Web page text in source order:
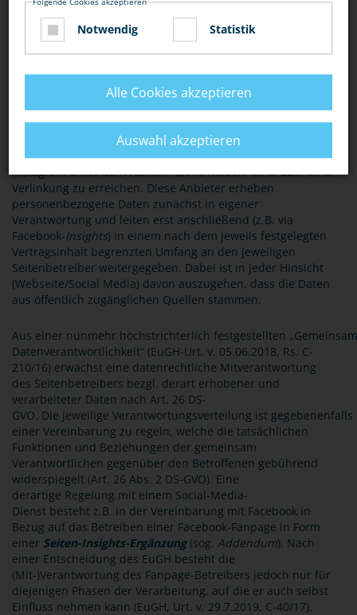
Die erhobenen und verarbeiteten Daten beruhen einerseits
auf der Konnektierung des Nutzers mit der Webseite
www.polizei-beratung.deund einer Verknüpfung mit der
Social-Media-Plattform YouTube. Die Profile des ProPK auf
den Social Media- Plattformen Facebook, Twitter und
Instagram unter dem Namen "Zivile Helden" sind über eine
Verlinkung zu erreichen. Diese Anbieter erheben
personenbezogene Daten zunächst in eigener
Verantwortung und leiten erst anschließend (z.B. via
Facebook-Insights) in einem nach dem jeweils festgelegten
Vertragsinhalt begrenzten Umfang an den jeweiligen
Seitenbetreiber weitergegeben. Dabei ist in jeder Hinsicht
(Webseite/Social Media) davon auszugehen, dass die Daten
aus öffentlich zugänglichen Quellen stammen.
Aus einer nunmehr höchstrichterlich festgestellten
Datenverantwortlichkeit“ (EuGH-Urt. v. 05.06.2018, Rs. C-
210/16) erwächst eine datenrechtliche Mitverantwortung
des Seitenbetreibers bezgl. derart erhobener und
verarbeiteter Daten nach Art. 26 DS-
GVO. Die jeweilige Verantwortungsverteilung ist gegebenenfalls
einer Vereinbarung zu regeln, welche die tatsächlichen
Funktionen und Beziehungen der gemeinsam
Verantwortlichen gegenüber den Betroffenen gebührend
widerspiegelt (Art. 26 Abs. 2 DS-GVO). Eine
derartige Regelung mit einem Social-Media-
Dienst besteht z.B. in der Vereinbarung mit Facebook in
Bezug auf das Betreiben einer Facebook-Fanpage in Form
einer Seiten-Insights-Ergänzung(sog. Addendum). Nach
einer Entscheidung des EuGH besteht die
(Mit-)Verantwortung des Fanpage-Betreibers jedoch nur für
diejenigen Phasen der Verarbeitung, auf die er auch selbst
Einfluss nehmen kann (EuGH, Urt. v. 29.7.2019, C-40/17).
Notwendig Statistik
Alle Cookies akzeptieren
Auswahl akzeptieren